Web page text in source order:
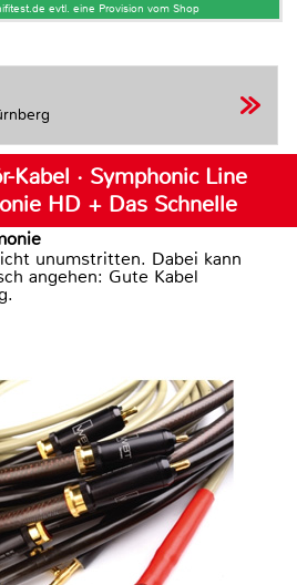
evtl. eine Provision vom Shop
Kabel · Symphonic Line
HD + Das Schnelle
unumstritten. Dabei kann
angehen: Gute Kabel